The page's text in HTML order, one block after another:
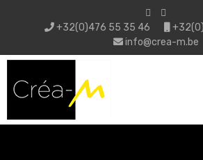
+32(0)476 55 35 46
info@crea-m.be